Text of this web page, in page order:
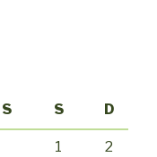
S S D
1 2